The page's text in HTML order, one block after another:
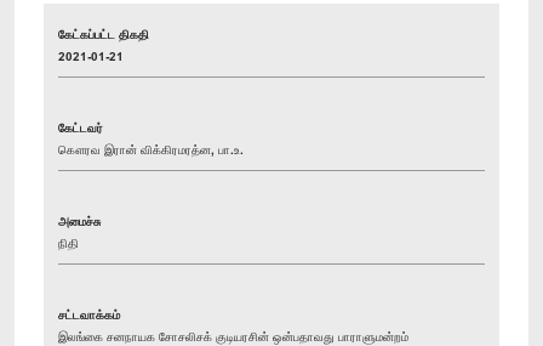
கேட்கப்பட்ட திகதி
2021-01-21
கேட்டவர்
கௌரவ இரான் விக்கிரமரத்ன, பா.உ.
அமைச்சு
நிதி
சட்டவாக்கம்
இலங்கை சனநாயக சோசலிசக் குடியரசின் ஒன்பதாவது பாராளுமன்றம்